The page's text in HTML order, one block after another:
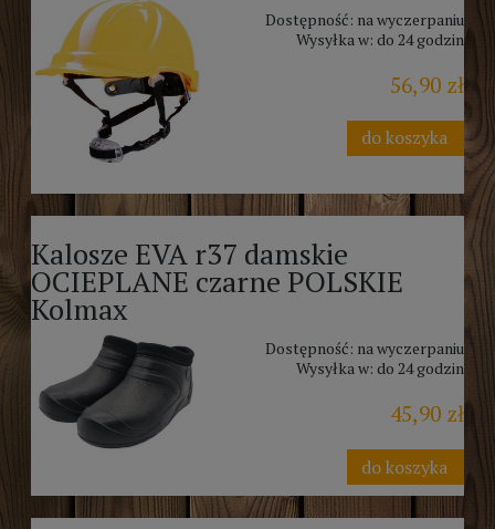
Dostępność: na wyczerpaniu
Wysyłka w: do 24 godzin
56,90 zł
do koszyka
Kalosze EVA r37 damskie
OCIEPLANE czarne POLSKIE
Kolmax
Dostępność: na wyczerpaniu
Wysyłka w: do 24 godzin
45,90 zł
do koszyka